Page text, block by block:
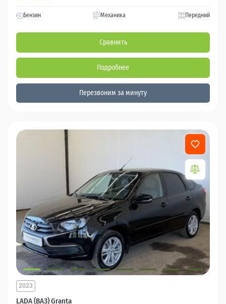
Бензин Механика Передний
Сравнить
Подробнее
Перезвоним за минуту
LADA (ВАЗ) Granta
2023